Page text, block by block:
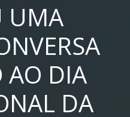
UMA
AO DIA
DA